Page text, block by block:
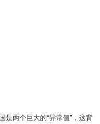
是两个巨大的“异常值”，这背